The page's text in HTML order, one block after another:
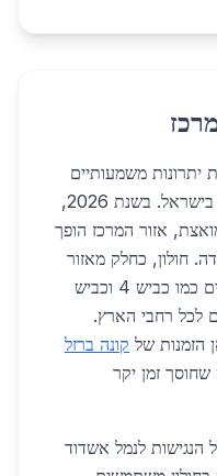
יתרונות משמעותיים
עבור קבלנים ובונים באזור המרכז בישראל. בשנת 2026,
אזור המרכז הופך
חולון, כחלק מאזור
זה, נהנית מקרבה לכבישים ראשיים כמו כביש 4 וכביש
לכל רחבי הארץ.
הזמנות של קונה ברזל
שחוסך זמן יקר
הנגישות לנמל אשדוד